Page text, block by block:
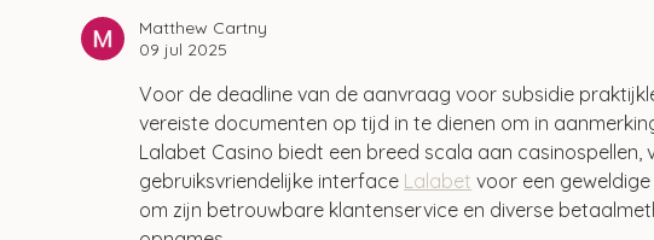
Matthew Cartny
09 jul 2025
Voor de deadline van de aanvraag voor subsidie
vereiste documenten op tijd in te dienen om in
Lalabet Casino biedt een breed scala aan casinospellen,
gebruiksvriendelijke interface Lalabet voor een
om zijn betrouwbare klantenservice en diverse